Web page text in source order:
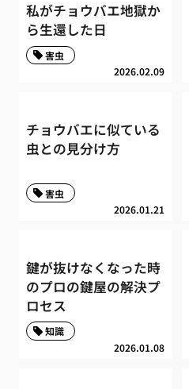
私がチョウバエ地獄か
ら生還した日
2026.02.09
害虫
チョウバエに似ている
虫との見分け方
2026.01.21
害虫
鍵が抜けなくなった時
のプロの鍵屋の解決プ
ロセス
2026.01.08
知識